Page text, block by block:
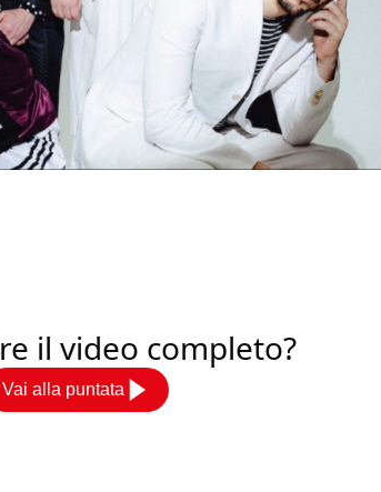
il video completo?
Vai alla puntata